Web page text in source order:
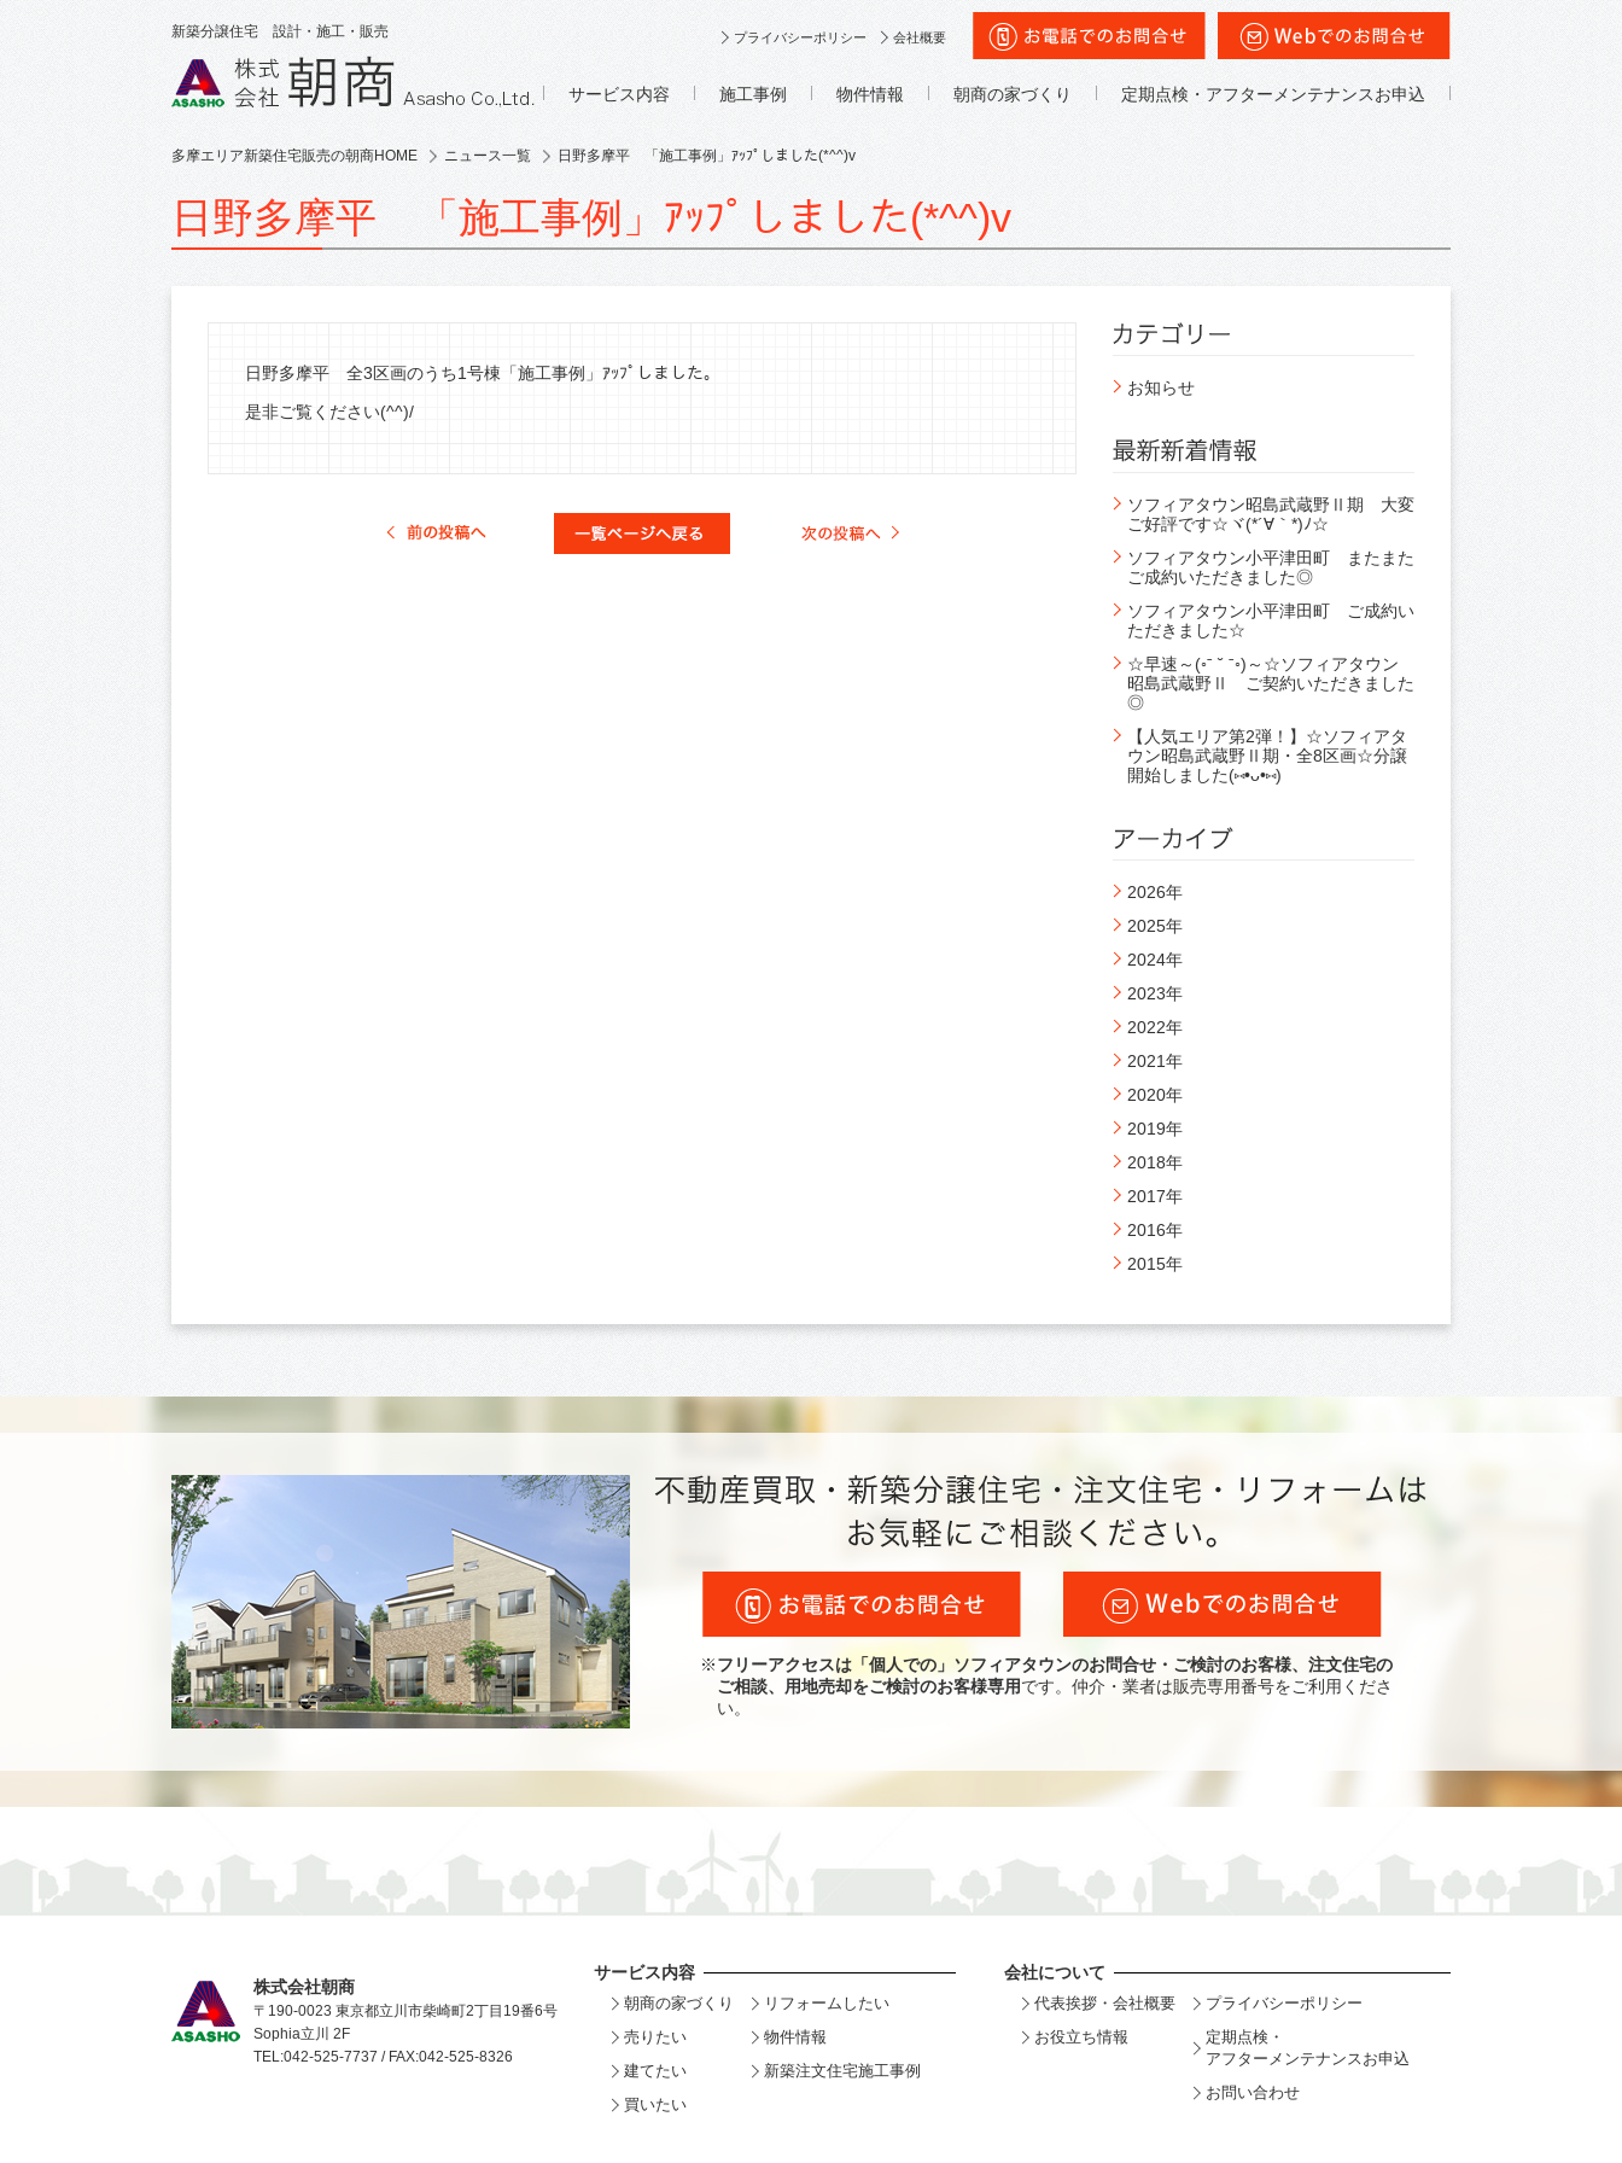
新築分譲住宅 設計・施工・販売 プライバシーポリシー 会社概要
サービス内容 施工事例 物件情報 朝商の家づくり 定期点検・アフターメンテナンスお申込
多摩エリア新築住宅販売の朝商HOME ニュース一覧 日野多摩平 「施工事例」ｱｯﾌﾟしました(*^^)v
日野多摩平 「施工事例」ｱｯﾌﾟしました(*^^)v
日野多摩平 全3区画のうち1号棟「施工事例」ｱｯﾌﾟしました。
是非ご覧ください(^^)/
お知らせ
ソフィアタウン昭島武蔵野Ⅱ期 大変
ご好評です☆ヾ(*´∀｀*)ﾉ☆
ソフィアタウン小平津田町 またまた
ご成約いただきました◎
ソフィアタウン小平津田町 ご成約い
ただきました☆
☆早速～(◦ˉ ˘ ˉ◦)～☆ソフィアタウン
昭島武蔵野Ⅱ ご契約いただきました
◎
【人気エリア第2弾！】☆ソフィアタ
ウン昭島武蔵野Ⅱ期・全8区画☆分譲
開始しました(⑅•ᴗ•⑅)
2026年
2025年
2024年
2023年
2022年
2021年
2020年
2019年
2018年
2017年
2016年
2015年
※フリーアクセスは「個人での」ソフィアタウンのお問合せ・ご検討のお客様、注文住宅の
ご相談、用地売却をご検討のお客様専用です。仲介・業者は販売専用番号をご利用くださ
い。
株式会社朝商
〒190-0023 東京都立川市柴崎町2丁目19番6号
Sophia立川 2F
TEL:042-525-7737 / FAX:042-525-8326
サービス内容
朝商の家づくり
売りたい
建てたい
買いたい
リフォームしたい
物件情報
新築注文住宅施工事例
会社について
代表挨拶・会社概要
お役立ち情報
プライバシーポリシー
定期点検・
アフターメンテナンスお申込
お問い合わせ